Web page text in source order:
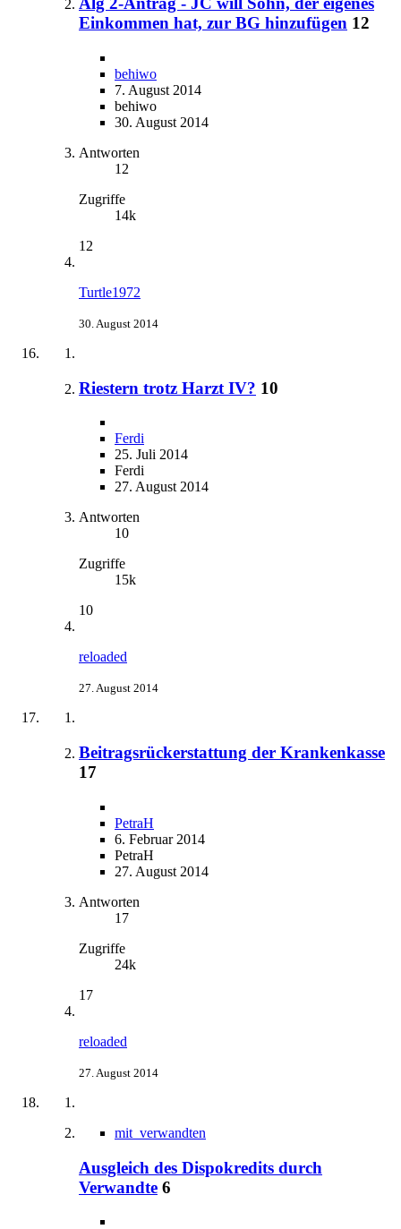
Einkommen hat, zur BG hinzufügen 12
behiwo
7. August 2014
behiwo
30. August 2014
Antworten
12
Zugriffe
14k
12
Turtle1972
30. August 2014
Riestern trotz Harzt IV? 10
Ferdi
25. Juli 2014
Ferdi
27. August 2014
Antworten
10
Zugriffe
15k
10
reloaded
27. August 2014
Beitragsrückerstattung der Krankenkasse
17
PetraH
6. Februar 2014
PetraH
27. August 2014
Antworten
17
Zugriffe
24k
17
reloaded
27. August 2014
mit_verwandten
Ausgleich des Dispokredits durch
Verwandte 6